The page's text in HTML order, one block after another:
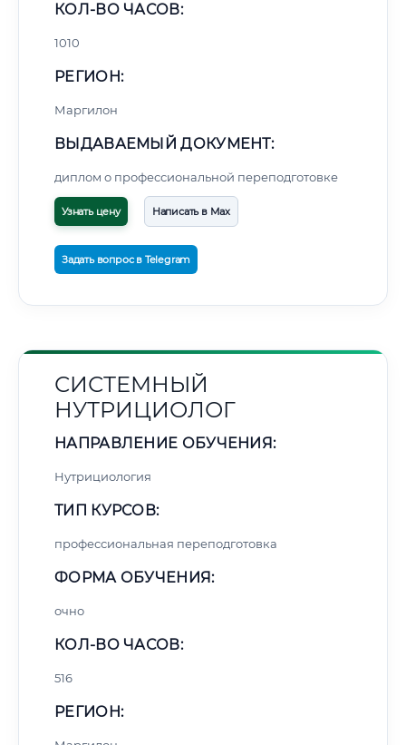
КОЛ-ВО ЧАСОВ:
1010
РЕГИОН:
Маргилон
ВЫДАВАЕМЫЙ ДОКУМЕНТ:
диплом о профессиональной переподготовке
Узнать цену Написать в Max
Задать вопрос в Telegram
СИСТЕМНЫЙ
НУТРИЦИОЛОГ
НАПРАВЛЕНИЕ ОБУЧЕНИЯ:
Нутрициология
ТИП КУРСОВ:
профессиональная переподготовка
ФОРМА ОБУЧЕНИЯ:
очно
КОЛ-ВО ЧАСОВ:
516
РЕГИОН: